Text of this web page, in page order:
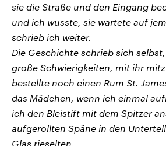
sie die Straße und den Eingang
und ich wusste, sie wartete auf
schrieb ich weiter.
Die Geschichte schrieb sich
große Schwierigkeiten, mit ihr
bestellte noch einen Rum St.
das Mädchen, wenn ich einmal
ich den Bleistift mit dem Spitzer
aufgerollten Späne in den
Glas rieselten.